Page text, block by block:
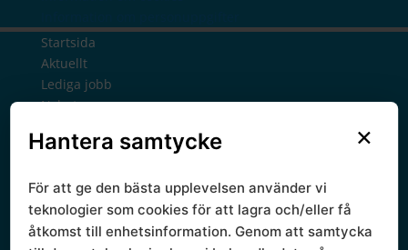
Startsida
Aktuellt
Lediga jobb
Nyheter
Prenumerera
Presidium
Ledamöter
Politisk styrgrupp
×
Hantera samtycke
För att ge den bästa upplevelsen använder vi
teknologier som cookies för att lagra och/eller få
åtkomst till enhetsinformation. Genom att samtycka